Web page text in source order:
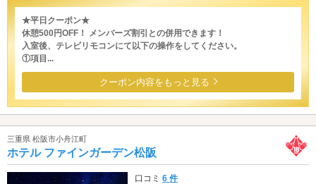
★平日クーポン★
休憩500円OFF！ メンバーズ割引との併用できます！
入室後、テレビリモコンにて以下の操作をしてください。
①項目...
クーポン内容をもっと見る
三重県 松阪市小舟江町
ホテル ファインガーデン松阪
口コミ6 件